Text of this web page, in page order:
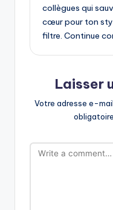
collègues qui
cœur pour ton
filtre. Continue
Laisser
Votre adresse e-